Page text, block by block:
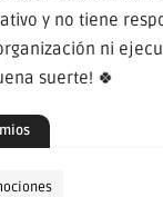
y no tiene
ni
suerte! 🍀